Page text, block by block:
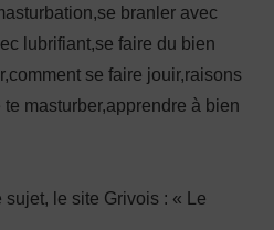
branler avec
lubrifiant,se faire du bien
se faire jouir,raisons
masturber,apprendre à bien
le site Grivois : « Le